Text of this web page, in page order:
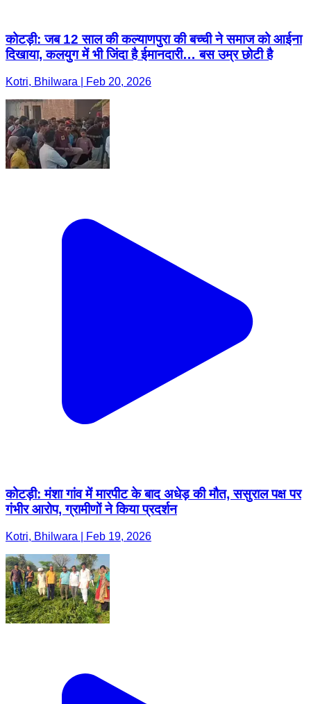
कोटड़ी: जब 12 साल की कल्याणपुरा की बच्ची ने समाज को आईना
दिखाया, कलयुग में भी जिंदा है ईमानदारी… बस उम्र छोटी है
Kotri, Bhilwara | Feb 20, 2026
कोटड़ी: मंशा गांव में मारपीट के बाद अधेड़ की मौत, ससुराल पक्ष पर
गंभीर आरोप, ग्रामीणों ने किया प्रदर्शन
Kotri, Bhilwara | Feb 19, 2026